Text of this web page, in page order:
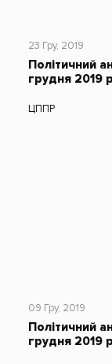
23 Гру, 2019
Політичний
грудня 2019
ЦППР
09 Гру, 2019
Політичний
грудня 2019